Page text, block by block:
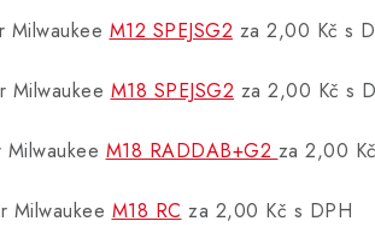
Milwaukee M12 SPEJSG2 za 2,00 Kč s
Milwaukee M18 SPEJSG2 za 2,00 Kč s
M18 RADDAB+G2 za 2,00
Milwaukee M18 RC za 2,00 Kč s DPH